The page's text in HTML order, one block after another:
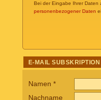
Bei der Eingabe Ihrer Daten
personenbezogener Daten
E-MAIL SUBSKRIPTION
Namen *
Nachname